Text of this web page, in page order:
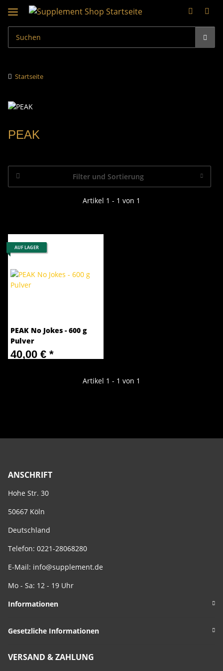
Startseite
PEAK
Filter und Sortierung
Artikel 1 - 1 von 1
AUF LAGER
PEAK No Jokes - 600 g
Pulver
40,00 € *
Artikel 1 - 1 von 1
ANSCHRIFT
Hohe Str. 30
50667 Köln
Deutschland
Telefon: 0221-28068280
E-Mail: info@supplement.de
Mo - Sa: 12 - 19 Uhr
Informationen
Gesetzliche Informationen
VERSAND & ZAHLUNG